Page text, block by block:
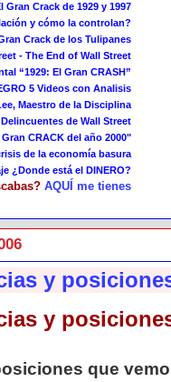
Gran Crack de 1929 y 1997
y cómo la controlan?
Crack de los Tulipanes
- The End of Wall Street
“1929: El Gran CRASH”
5 Videos con Analisis
Maestro de la Disciplina
de Wall Street
CRACK del año 2000"
de la economía basura
¿Donde está el DINERO?
AQUÍ me tienes
y
y
que